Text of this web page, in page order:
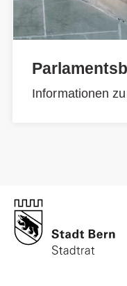
Informationen